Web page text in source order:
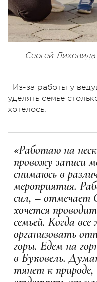
Сергей
Из-за работы у
уделять семье
хотелось.
«Работаю на
провожу записи
снимаюсь в
мероприятия.
сил, – отмечает
хочется
семьей. Когда
организовать
горы. Едем на
в Буковель.
тянет к